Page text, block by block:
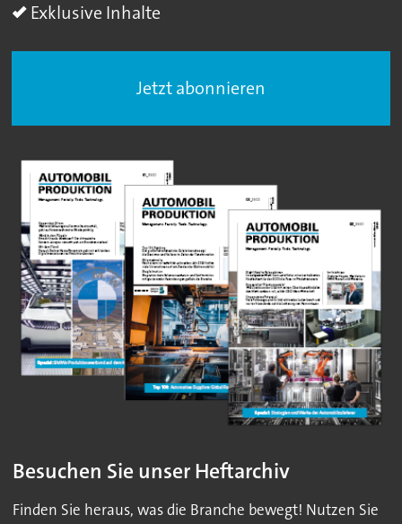
Exklusive Inhalte
Jetzt abonnieren
Besuchen Sie unser Heftarchiv
Finden Sie heraus, was die Branche bewegt! Nutzen Sie